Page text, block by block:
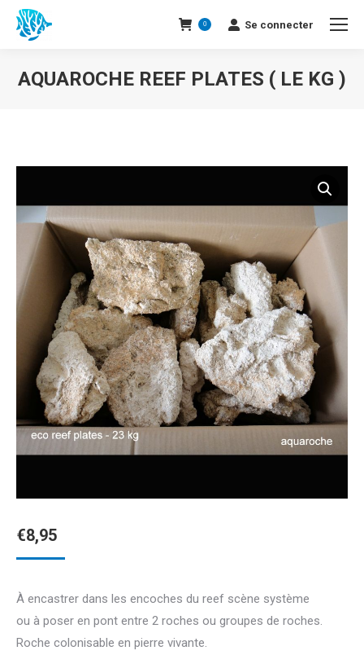
0 Se connecter
AQUAROCHE REEF PLATES ( LE KG )
€8,95
À encastrer dans les encoches du reef scène système
ou à poser en pont entre 2 roches ou groupes de roches.
Roche colonisable en pierre vivante.